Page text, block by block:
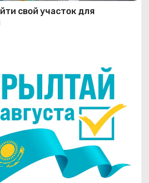
свой участок для